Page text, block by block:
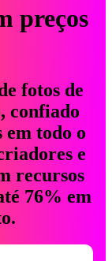
preços
fotos de
confiado
em todo o
e
recursos
76% em